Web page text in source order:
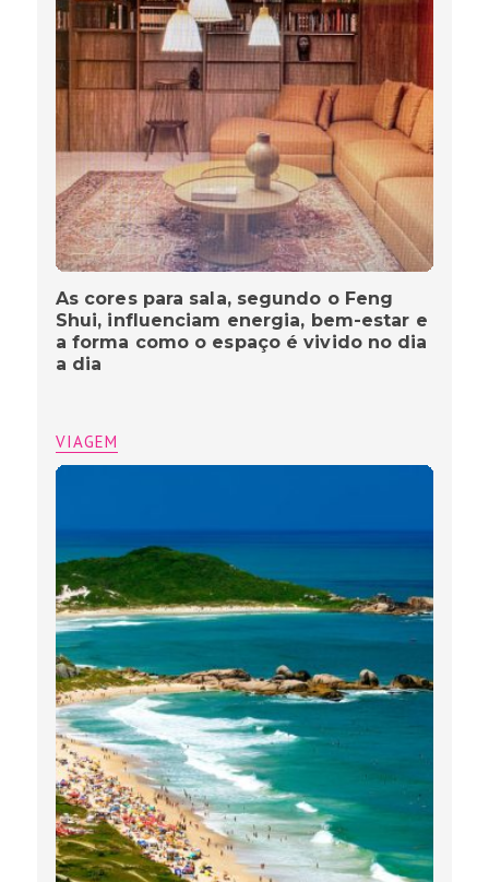
As cores para sala, segundo o Feng
Shui, influenciam energia, bem-estar e
a forma como o espaço é vivido no dia
a dia
VIAGEM